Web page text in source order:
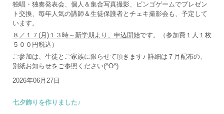
独唱・独奏発表会、個人＆集合写真撮影、ビンゴゲームでプレゼン
ト交換、毎年人気の講師＆生徒保護者とチェキ撮影会も、予定して
います。
８／１７(月)１３時～新学期より、申込開始です。（参加費１人１枚
５００円税込）
ご参加は、生徒とご家族に限らせて頂きます♪ 詳細は７月配布の、
別紙お知らせをご参照ください(^O^)
2026年06月27日
七夕飾りを作りました♪